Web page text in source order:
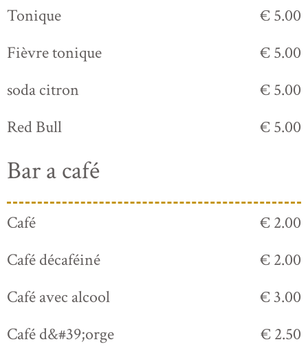
Tonique
€ 5.00
Fièvre tonique
€ 5.00
soda citron
€ 5.00
Red Bull
€ 5.00
Bar a café
Café
€ 2.00
Café décaféiné
€ 2.00
Café avec alcool
€ 3.00
Café d&#39;orge
€ 2.50